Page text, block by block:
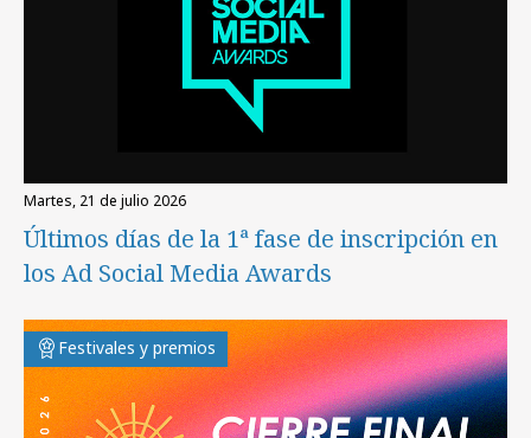
martes, 21 de julio 2026
Últimos días de la 1ª fase de inscripción en
los Ad Social Media Awards
Festivales y premios